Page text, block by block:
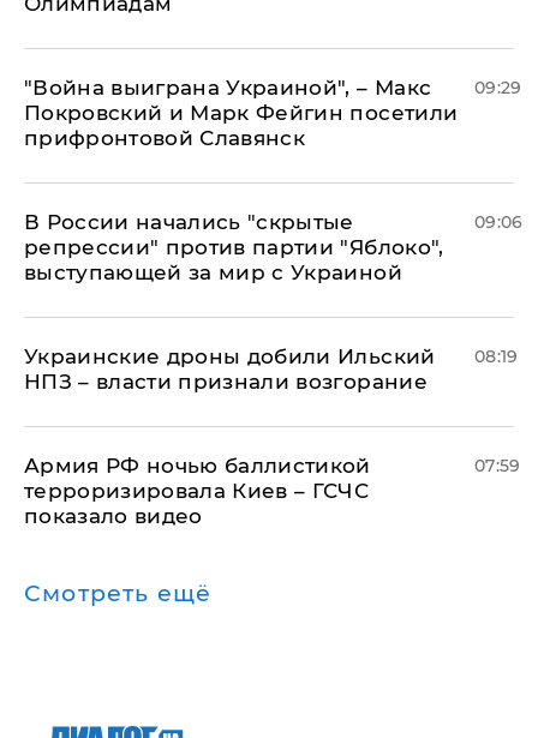
"Война выиграна Украиной", – Макс
Покровский и Марк Фейгин посетили
прифронтовой Славянск
09:29
В России начались "скрытые
репрессии" против партии "Яблоко",
выступающей за мир с Украиной
09:06
Украинские дроны добили Ильский
НПЗ – власти признали возгорание
08:19
Армия РФ ночью баллистикой
терроризировала Киев – ГСЧС
показало видео
07:59
Смотреть ещё